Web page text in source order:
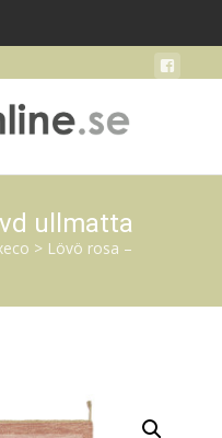
ullmatta
> Lövö rosa –